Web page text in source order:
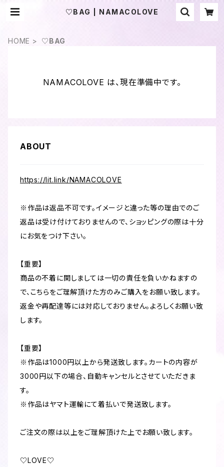
♡BAG | NAMACOLOVE
HOME ♡BAG
NAMACOLOVE は、現在準備中です。
ABOUT
https://lit.link/NAMACOLOVE
※作品は返品不可です。イメージと違った等の理由でのご
返品は受け付けておりませんので、ショッピングの際は十分
にお気をつけ下さい。
【重要】
商品の不着に関しましては一切の責任を負いかねますの
で、こちらをご理解頂けた方のみご購入をお願い致します。
返金や再配達等には対応しておりません。よろしくお願い致
します。
【重要】
※作品は1000円以上から発送致します。カートの内容が
3000円以下の場合、自動キャンセルとさせていただきま
す。
※作品はヤマト運輸にて着払いで発送致します。
ご注文の際は以上をご理解頂けた上でお願い致します。
♡LOVE♡